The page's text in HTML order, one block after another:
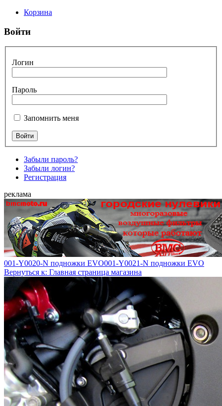
Корзина
Войти
Логин
Пароль
Запомнить меня
Забыли пароль?
Забыли логин?
Регистрация
реклама
001-Y0020-N подножки EVO001-Y0021-N подножки EVO
Вернуться к: Главная страница магазина